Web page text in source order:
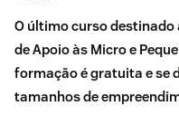
O últimocurso destinado
de Apoio às Micro e
formação é gratuita e se
tamanhos de